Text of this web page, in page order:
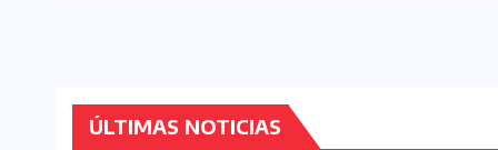
ÚLTIMAS NOTICIAS